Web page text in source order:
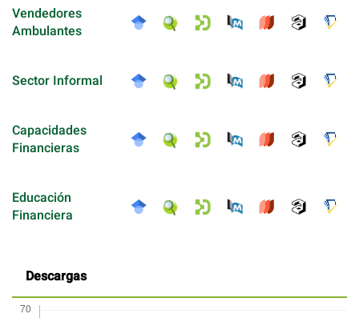
Vendedores
Ambulantes
Sector Informal
Capacidades
Financieras
Educación
Financiera
Descargas